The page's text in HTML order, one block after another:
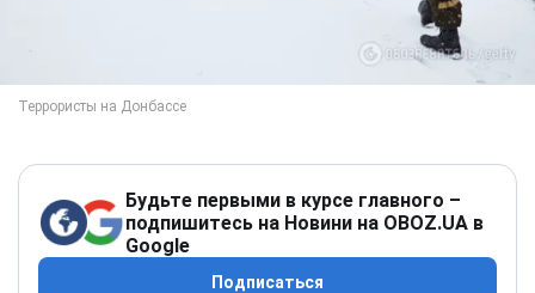
Будьте первыми в курсе главного –
подпишитесь на Новини на OBOZ.UA в
Google
Подписаться